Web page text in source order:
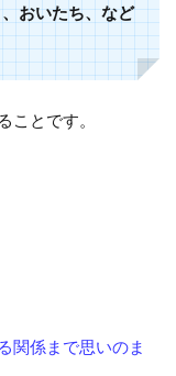
おいたち、など
ことです。
関係まで思いのま